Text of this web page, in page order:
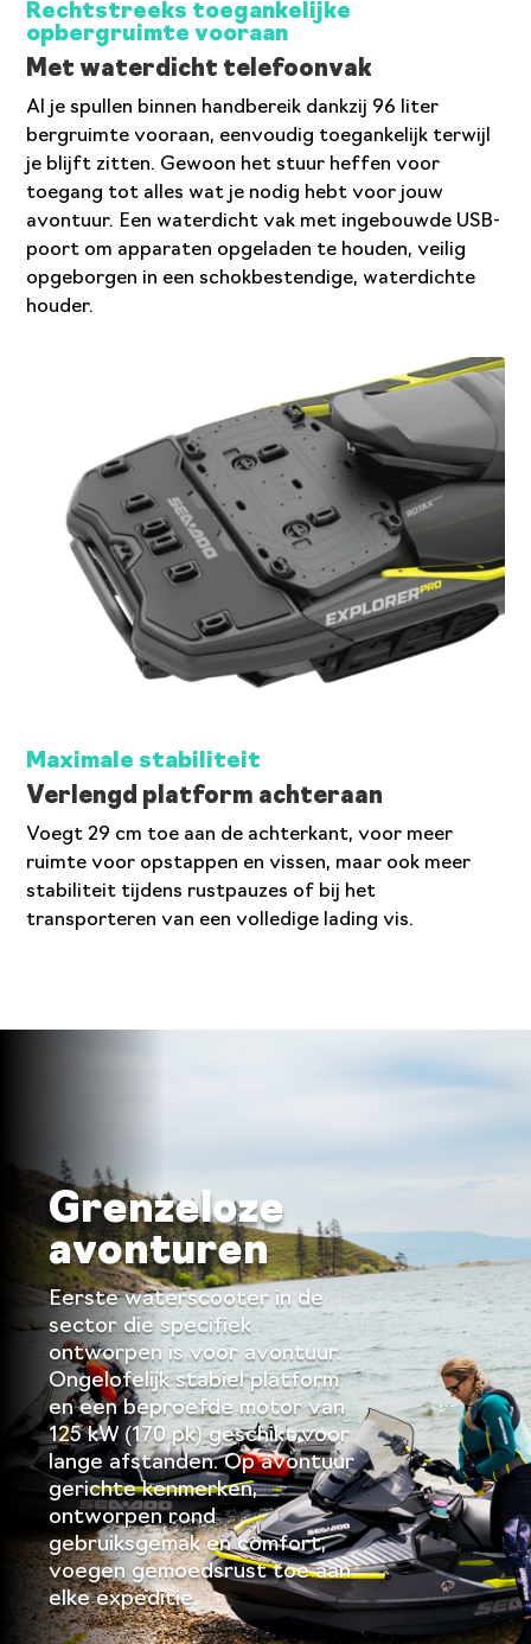
Rechtstreeks toegankelijke
opbergruimte vooraan
Met waterdicht telefoonvak
Al je spullen binnen handbereik dankzij 96 liter
bergruimte vooraan, eenvoudig toegankelijk terwijl
je blijft zitten. Gewoon het stuur heffen voor
toegang tot alles wat je nodig hebt voor jouw
avontuur. Een waterdicht vak met ingebouwde USB-
poort om apparaten opgeladen te houden, veilig
opgeborgen in een schokbestendige, waterdichte
houder.
Maximale stabiliteit
Verlengd platform achteraan
Voegt 29 cm toe aan de achterkant, voor meer
ruimte voor opstappen en vissen, maar ook meer
stabiliteit tijdens rustpauzes of bij het
transporteren van een volledige lading vis.
Grenzeloze
avonturen
Eerste waterscooter in de
sector die specifiek
ontworpen is voor avontuur.
Ongelofelijk stabiel platform
en een beproefde motor van
125 kW (170 pk) geschikt voor
lange afstanden. Op avontuur
gerichte kenmerken,
ontworpen rond
gebruiksgemak en comfort,
voegen gemoedsrust toe aan
elke expeditie.